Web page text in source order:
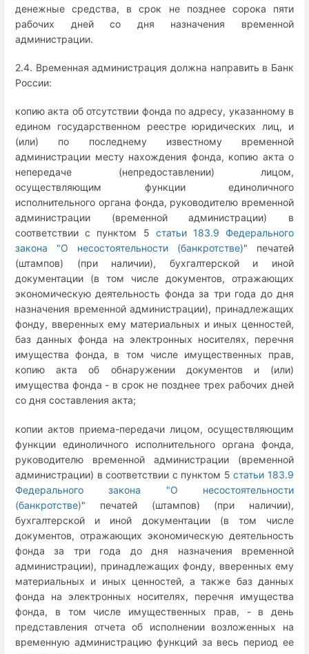
денежные средства, в срок не позднее сорока пяти
рабочих дней со дня назначения временной
администрации.
2.4. Временная администрация должна направить в Банк
России:
копию акта об отсутствии фонда по адресу, указанному в
едином государственном реестре юридических лиц, и
(или) по последнему известному временной
администрации месту нахождения фонда, копию акта о
непередаче (непредоставлении) лицом,
осуществляющим функции единоличного
исполнительного органа фонда, руководителю временной
администрации (временной администрации) в
соответствии с пунктом 5 статьи 183.9 Федерального
закона "О несостоятельности (банкротстве)" печатей
(штампов) (при наличии), бухгалтерской и иной
документации (в том числе документов, отражающих
экономическую деятельность фонда за три года до дня
назначения временной администрации), принадлежащих
фонду, вверенных ему материальных и иных ценностей,
баз данных фонда на электронных носителях, перечня
имущества фонда, в том числе имущественных прав,
копию акта об обнаружении документов и (или)
имущества фонда - в срок не позднее трех рабочих дней
со дня составления акта;
копии актов приема-передачи лицом, осуществляющим
функции единоличного исполнительного органа фонда,
руководителю временной администрации (временной
администрации) в соответствии с пунктом 5статьи 183.9
Федерального закона "О несостоятельности
(банкротстве)" печатей (штампов) (при наличии),
бухгалтерской и иной документации (в том числе
документов, отражающих экономическую деятельность
фонда за три года до дня назначения временной
администрации), принадлежащих фонду, вверенных ему
материальных и иных ценностей, а также баз данных
фонда на электронных носителях, перечня имущества
фонда, в том числе имущественных прав, - в день
представления отчета об исполнении возложенных на
временную администрацию функций за весь период ее